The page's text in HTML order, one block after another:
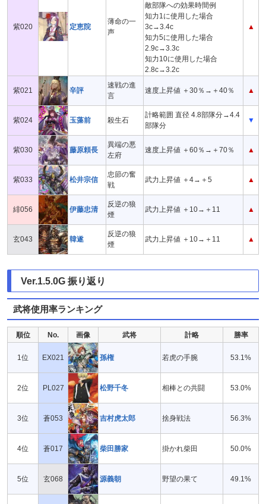
紫020 定恵院
薄命の一
声
敵部隊への効果時間例
知力1に使用した場合
3c→3.4c
知力5に使用した場合
2.9c→3.3c
知力10に使用した場合
2.8c→3.2c
▲
紫021 辛評
速戦の進
言
速度上昇値 ＋30％→＋40％ ▲
紫024 玉藻前 殺生石
計略範囲 直径 4.8部隊分→4.4
部隊分
▼
紫030 藤原頼長
異端の悪
左府
速度上昇値 ＋60％→＋70％ ▲
紫033 松井宗信
忠節の奮
戦
武力上昇値 ＋4→＋5 ▲
緋056 伊藤忠清
反逆の狼
煙
武力上昇値 ＋10→＋11 ▲
玄043 韓遂
反逆の狼
煙
武力上昇値 ＋10→＋11 ▲
Ver.1.5.0G 振り返り
武将使用率ランキング
順位 No. 画像 武将 計略 勝率
1位 EX021 孫権 若虎の手腕 53.1%
2位 PL027 松野千冬 相棒との共闘 53.0%
3位 蒼053 吉村虎太郎 捨身戦法 56.3%
4位 蒼017 柴田勝家 掛かれ柴田 50.0%
5位 玄068 源義朝 野望の果て 49.1%